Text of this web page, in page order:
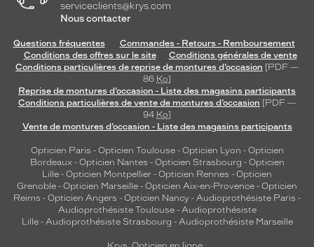
serviceclients@krys.com
Nous contacter
Questions fréquentes
Commandes - Retours - Remboursement
Conditions des offres sur le site
Conditions générales de vente
Conditions particulières de reprise de montures d’occasion [PDF —
86 Ko]
Reprise de montures d’occasion - Liste des magasins participants
Conditions particulières de vente de montures d’occasion [PDF —
94 Ko]
Vente de montures d’occasion - Liste des magasins participants
Opticien Paris - Opticien Toulouse- Opticien Lyon - Opticien
Bordeaux- Opticien Nantes - Opticien Strasbourg - Opticien
Lille - Opticien Montpellier - Opticien Rennes - Opticien
Grenoble - Opticien Marseille - Opticien Aix-en-Provence - Opticien
Reims - Opticien Angers - Opticien Nancy - Audioprothésiste Paris -
Audioprothésiste Toulouse- Audioprothésiste
Lille- Audioprothésiste Strasbourg - Audioprothésiste Marseille